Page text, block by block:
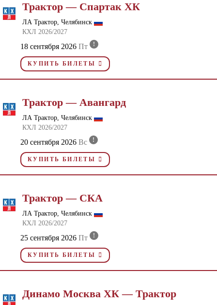
Трактор — Спартак ХК
ЛА Трактор, Челябинск
КХЛ 2026/2027
18 сентября 2026 Пт !
КУПИТЬ БИЛЕТЫ
Трактор — Авангард
ЛА Трактор, Челябинск
КХЛ 2026/2027
20 сентября 2026 Вс !
КУПИТЬ БИЛЕТЫ
Трактор — СКА
ЛА Трактор, Челябинск
КХЛ 2026/2027
25 сентября 2026 Пт !
КУПИТЬ БИЛЕТЫ
Динамо Москва ХК — Трактор